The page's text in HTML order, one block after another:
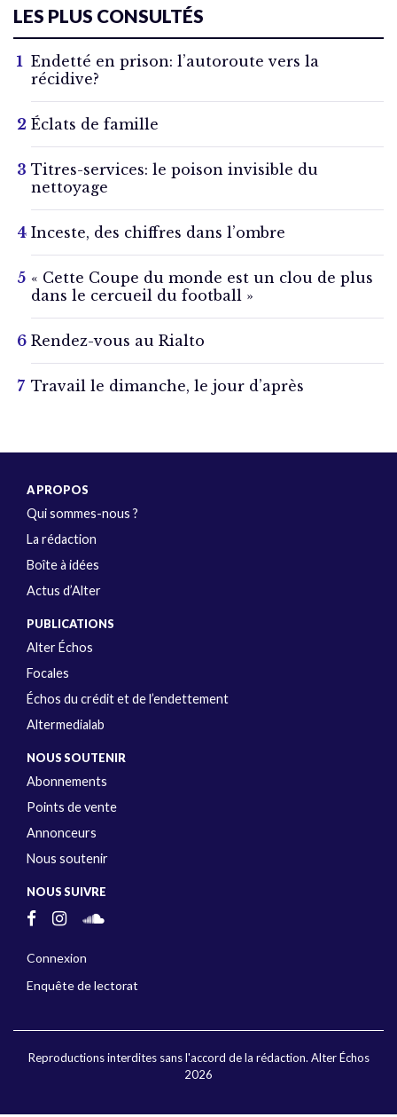
LES PLUS CONSULTÉS
Endetté en prison: l’autoroute vers la
récidive?
Éclats de famille
Titres-services: le poison invisible du
nettoyage
Inceste, des chiffres dans l’ombre
« Cette Coupe du monde est un clou de plus
dans le cercueil du football »
Rendez-vous au Rialto
Travail le dimanche, le jour d’après
A PROPOS
Qui sommes-nous ?
La rédaction
Boîte à idées
Actus d’Alter
PUBLICATIONS
Alter Échos
Focales
Échos du crédit et de l’endettement
Altermedialab
NOUS SOUTENIR
Abonnements
Points de vente
Annonceurs
Nous soutenir
NOUS SUIVRE
Connexion
Enquête de lectorat
Reproductions interdites sans l'accord de la rédaction. Alter Échos
2026